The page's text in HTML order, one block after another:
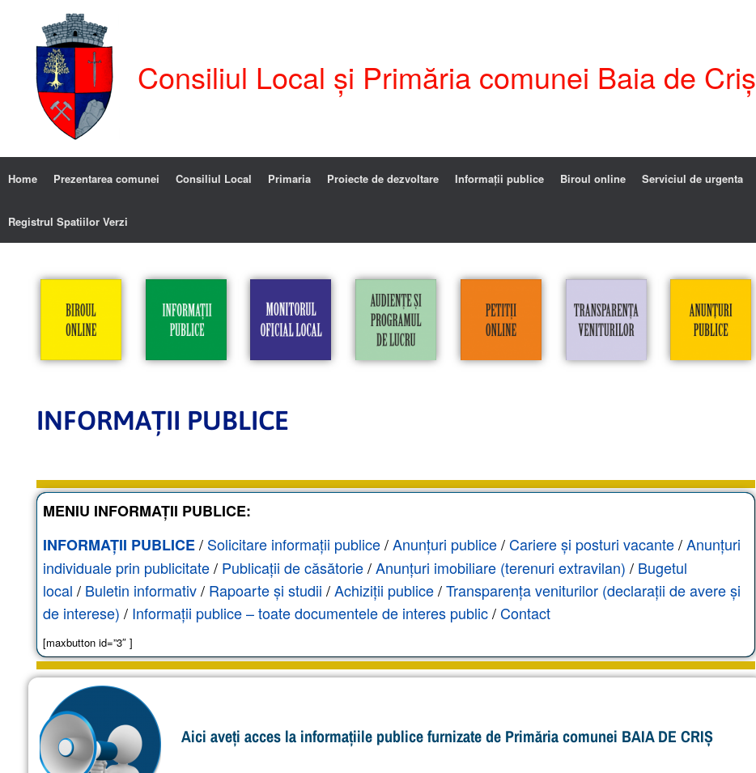
Consiliul Local și Primăria comunei Baia de Criș
Home Prezentarea comunei Consiliul Local Primaria Proiecte de dezvoltare Informații publice Biroul online Serviciul de urgenta
Registrul Spatiilor Verzi
INFORMAȚII PUBLICE
MENIU INFORMAȚII PUBLICE:
INFORMAȚII PUBLICE/ Solicitare informații publice/Anunțuri publice/Cariere și posturi vacante/Anunțuri
individuale prin publicitate/ Publicații de căsătorie/Anunțuri imobiliare (terenuri extravilan) / Bugetul
local / Buletin informativ/ Rapoarte și studii /Achiziții publice/Transparența veniturilor (declarații de avere și
de interese) / Informații publice – toate documentele de interes public/Contact
[maxbutton id=”3″ ]
Aici aveți acces la informațiile publice furnizate de Primăria comunei BAIA DE CRIȘ